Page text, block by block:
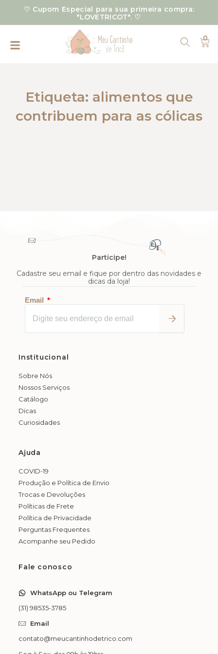
o
conteúdo
♡ Cupom Especial para sua primeira compra:
*LOVETRICOT*. ♡
0
Etiqueta: alimentos que
contribuem para as cólicas
Participe!
Cadastre seu email e fique por dentro das novidades e
dicas da loja!
Email
Institucional
Sobre Nós
Nossos Serviços
Catálogo
Dicas
Curiosidades
Ajuda
COVID-19
Produção e Política de Envio
Trocas e Devoluções
Políticas de Frete
Política de Privacidade
Perguntas Frequentes
Acompanhe seu Pedido
Fale conosco
WhatsApp ou Telegram
(31) 98535-3785
Email
contato@meucantinhodetrico.com